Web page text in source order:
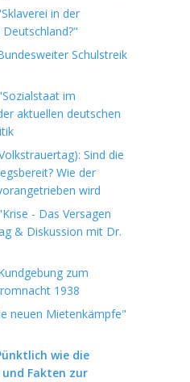
in der
Schulstreik
im
aktuellen deutschen
Sind die
Wie der
wird
- Das Versagen
& Diskussion mit Dr.
zum
1938
neuen Mietenkämpfe"
wie die
Fakten zur